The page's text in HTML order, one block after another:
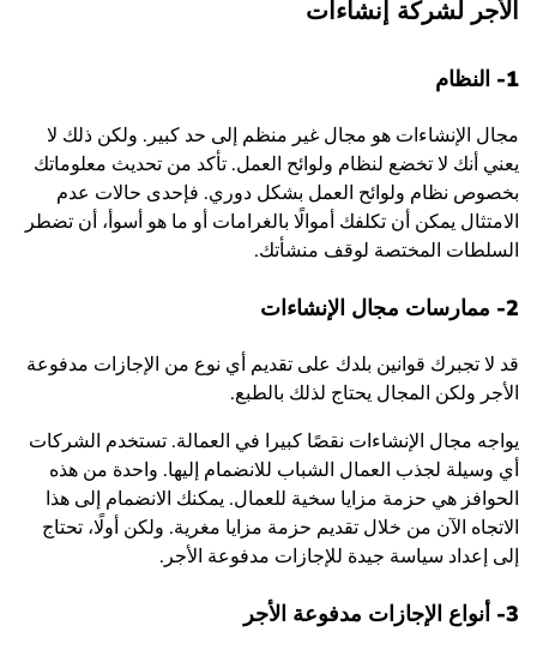
الأجر لشركة إنشاءات
1- النظام
مجال الإنشاءات هو مجال غير منظم إلى حد كبير. ولكن ذلك لا
يعني أنك لا تخضع لنظام ولوائح العمل. تأكد من تحديث معلوماتك
بخصوص نظام ولوائح العمل بشكل دوري. فإحدى حالات عدم
الامتثال يمكن أن تكلفك أموالًا بالغرامات أو ما هو أسوأ، أن تضطر
السلطات المختصة لوقف منشأتك.
2- ممارسات مجال الإنشاءات
قد لا تجبرك قوانين بلدك على تقديم أي نوع من الإجازات مدفوعة
الأجر ولكن المجال يحتاج لذلك بالطبع.
يواجه مجال الإنشاءات نقصًا كبيرا في العمالة. تستخدم الشركات
أي وسيلة لجذب العمال الشباب للانضمام إليها. واحدة من هذه
الحوافز هي حزمة مزايا سخية للعمال. يمكنك الانضمام إلى هذا
الاتجاه الآن من خلال تقديم حزمة مزايا مغرية. ولكن أولًا، تحتاج
إلى إعداد سياسة جيدة للإجازات مدفوعة الأجر.
3- أنواع الإجازات مدفوعة الأجر